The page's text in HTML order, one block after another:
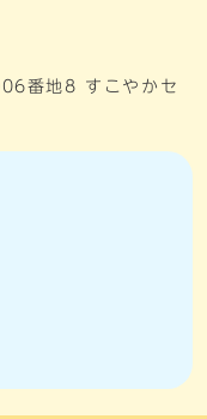
番地8 すこやかセ